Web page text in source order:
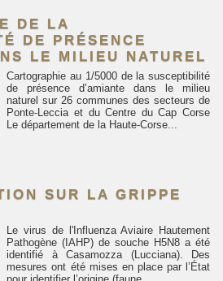
DE LA
DE PRÉSENCE
LE MILIEU NATUREL
Cartographie au 1/5000 de la susceptibilité
de présence d’amiante dans le milieu
naturel sur 26 communes des secteurs de
Ponte-Leccia et du Centre du Cap Corse
Le département de la Haute-Corse...
SUR LA GRIPPE
Le virus de l'Influenza Aviaire Hautement
Pathogène (IAHP) de souche H5N8 a été
identifié à Casamozza (Lucciana). Des
mesures ont été mises en place par l’État